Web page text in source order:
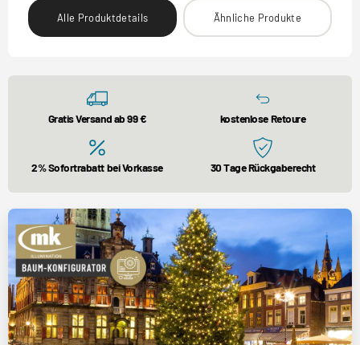
Alle Produktdetails Ähnliche Produkte
Gratis Versand ab 99 € kostenlose Retoure
2% Sofortrabatt bei Vorkasse 30 Tage Rückgaberecht